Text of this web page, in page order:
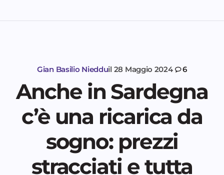
Gian Basilio Niedduil 28 Maggio 2024 6
Anche in Sardegna
c’è una ricarica da
sogno: prezzi
stracciati e tutta